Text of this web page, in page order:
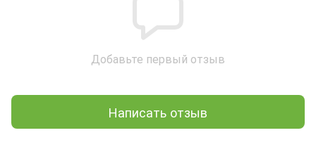
Добавьте первый отзыв
Написать отзыв